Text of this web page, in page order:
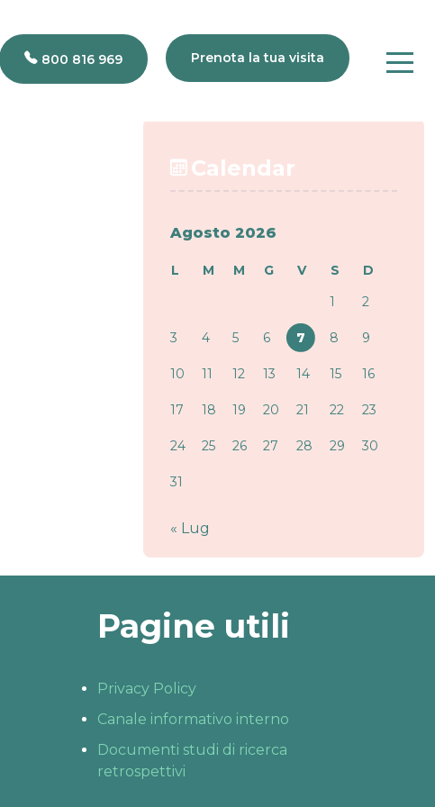
800 816 969 Prenota la tua visita
Calendar
Agosto 2026
L M M G V S
D
1
2
3 4 5 6 7 8 9
10 11 12 13 14 15 16
17 18 19 20 21 22 23
24 25 26 27 28 29 30
31
« Lug
Pagine utili
Privacy Policy
Canale informativo interno
Documenti studi di ricerca
retrospettivi